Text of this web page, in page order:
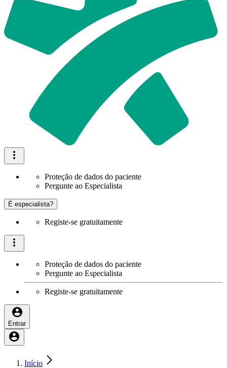
Proteção de dados do paciente
Pergunte ao Especialista
É especialista?
Registe-se gratuitamente
Proteção de dados do paciente
Pergunte ao Especialista
Registe-se gratuitamente
Entrar
Início